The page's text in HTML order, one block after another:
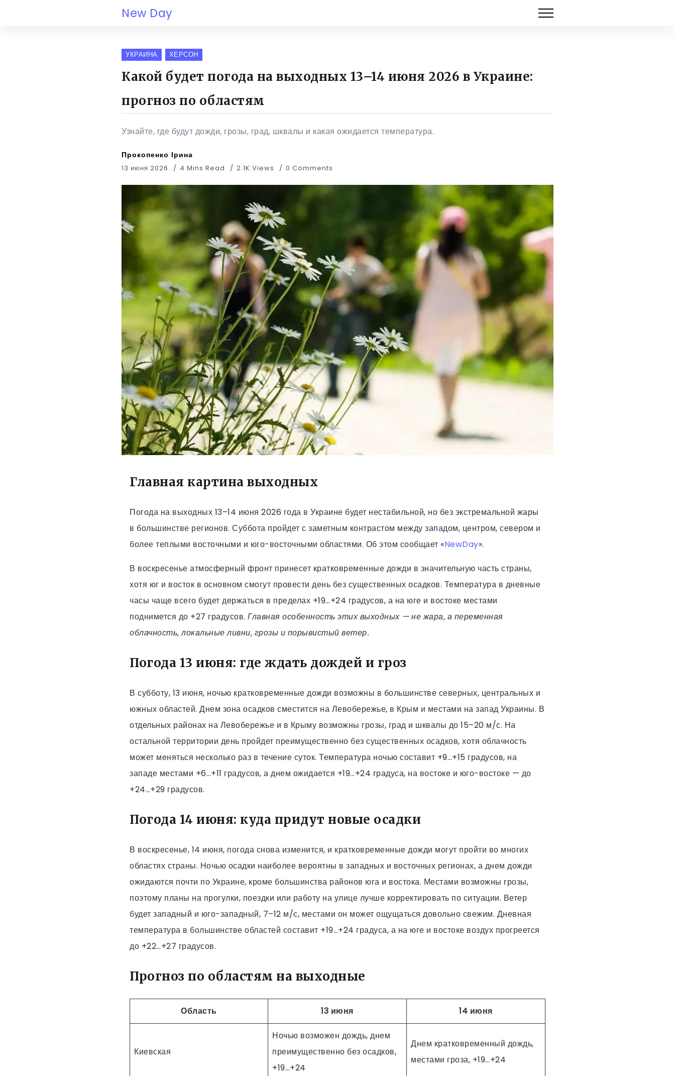
New Day
УКРАИНА ХЕРСОН
Какой будет погода на выходных 13–14 июня 2026 в Украине:
прогноз по областям
Узнайте, где будут дожди, грозы, град, шквалы и какая ожидается температура.
Прокопенко Ірина
13 июня 2026 4 Mins Read 2.1K Views 0 Comments
Главная картина выходных
Погода на выходных 13–14 июня 2026 года в Украине будет нестабильной, но без экстремальной жары
в большинстве регионов. Суббота пройдет с заметным контрастом между западом, центром, севером и
более теплыми восточными и юго-восточными областями. Об этом сообщает «NewDay».
В воскресенье атмосферный фронт принесет кратковременные дожди в значительную часть страны,
хотя юг и восток в основном смогут провести день без существенных осадков. Температура в дневные
часы чаще всего будет держаться в пределах +19…+24 градусов, а на юге и востоке местами
поднимется до +27 градусов. Главная особенность этих выходных — не жара, а переменная
облачность, локальные ливни, грозы и порывистый ветер.
Погода 13 июня: где ждать дождей и гроз
В субботу, 13 июня, ночью кратковременные дожди возможны в большинстве северных, центральных и
южных областей. Днем зона осадков сместится на Левобережье, в Крым и местами на запад Украины. В
отдельных районах на Левобережье и в Крыму возможны грозы, град и шквалы до 15–20 м/с. На
остальной территории день пройдет преимущественно без существенных осадков, хотя облачность
может меняться несколько раз в течение суток. Температура ночью составит +9…+15 градусов, на
западе местами +6…+11 градусов, а днем ожидается +19…+24 градуса, на востоке и юго-востоке — до
+24…+29 градусов.
Погода 14 июня: куда придут новые осадки
В воскресенье, 14 июня, погода снова изменится, и кратковременные дожди могут пройти во многих
областях страны. Ночью осадки наиболее вероятны в западных и восточных регионах, а днем дожди
ожидаются почти по Украине, кроме большинства районов юга и востока. Местами возможны грозы,
поэтому планы на прогулки, поездки или работу на улице лучше корректировать по ситуации. Ветер
будет западный и юго-западный, 7–12 м/с, местами он может ощущаться довольно свежим. Дневная
температура в большинстве областей составит +19…+24 градуса, а на юге и востоке воздух прогреется
до +22…+27 градусов.
Прогноз по областям на выходные
Область 13 июня 14 июня
Киевская
Ночью возможен дождь, днем
преимущественно без осадков,
+19…+24
Днем кратковременный дождь,
местами гроза, +19…+24